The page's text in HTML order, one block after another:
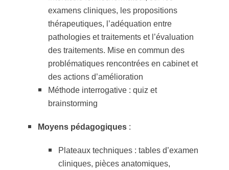
examens cliniques, les propositions
thérapeutiques, l’adéquation entre
pathologies et traitements et l’évaluation
des traitements. Mise en commun des
problématiques rencontrées en cabinet et
des actions d’amélioration
Méthode interrogative : quiz et
brainstorming
Moyens pédagogiques :
Plateaux techniques : tables d’examen
cliniques, pièces anatomiques,